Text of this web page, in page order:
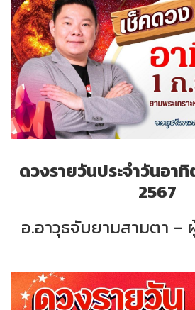
ดวงรายวันประจำวันอา
2567
อ.อาวุธจับยามสามตา –